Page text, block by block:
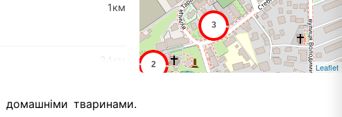
1км
24км
33км
Leaflet
домашніми тваринами.